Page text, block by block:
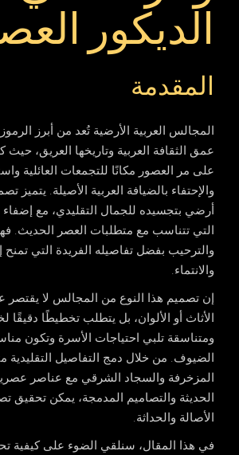
الديكور
المقدمة
المجالس العربية الأرضية تُعد من أبرز
عمق الثقافة العربية وتاريخها العريق،
على مر العصور مكانًا للتجمعات العائلية
والإحتفاء بالضيافة العربية الأصيلة. يتميز
أرضي بتجسيده للجمال التقليدي، مع
التي تتناسب مع متطلبات العصر الحديث.
والترحيب بفضل تفاصيله الفريدة التي تمنح
والانتماء.
إن تصميم هذا النوع من المجالس لا يقتصر
الأثاث أو الألوان، بل يتطلب تخطيطًا
ومتناسقة تلبي احتياجات الأسرة وتكون
الضيوف. من خلال دمج التفاصيل التقليدية
المزخرفة والسجاد الشرقي مع عناصر
الحديثة والتصاميم المدمجة، يمكن تحقيق
الأصالة والحداثة.
في هذا المقال، سنلقي الضوء على كيفية